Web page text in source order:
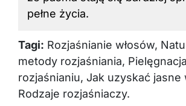
pełne życia.
Tagi: Rozjaśnianie włosów,
metody rozjaśniania,
rozjaśnianiu, Jak uzyskać jasne
Rodzaje rozjaśniaczy.